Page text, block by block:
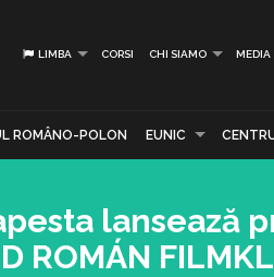
LIMBA CORSI CHI SIAMO MEDIA
ROMÂNO-POLON EUNIC
lansează
ROMÁN